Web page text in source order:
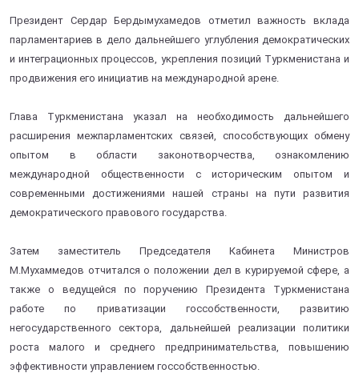
Президент Сердар Бердымухамедов отметил важность вклада
парламентариев в дело дальнейшего углубления демократических
и интеграционных процессов, укрепления позиций Туркменистана и
продвижения его инициатив на международной арене.
Глава Туркменистана указал на необходимость дальнейшего
расширения межпарламентских связей, способствующих обмену
опытом в области законотворчества, ознакомлению
международной общественности с историческим опытом и
современными достижениями нашей страны на пути развития
демократического правового государства.
Затем заместитель Председателя Кабинета Министров
М.Мухаммедов отчитался о положении дел в курируемой сфере, а
также о ведущейся по поручению Президента Туркменистана
работе по приватизации госсобственности, развитию
негосударственного сектора, дальнейшей реализации политики
роста малого и среднего предпринимательства, повышению
эффективности управлением госсобственностью.